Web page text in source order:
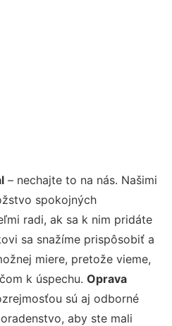
– nechajte to na nás. Našimi
spokojných
radi, ak sa k nim pridáte
sa snažíme prispôsobiť a
miere, pretože vieme,
k úspechu. Oprava
sú aj odborné
aby ste mali